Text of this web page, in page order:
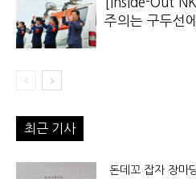
주의는 구두선
최근 기사
돈데꼬 잡자 장마